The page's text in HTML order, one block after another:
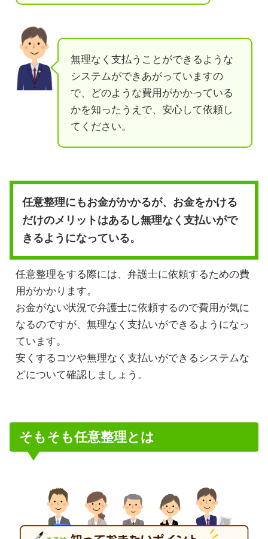
無理なく支払うことができるような
システムができあがっていますの
で、どのような費用がかかっている
かを知ったうえで、安心して依頼し
てください。
任意整理にもお金がかかるが、お金をかける
だけのメリットはあるし無理なく支払いがで
きるようになっている。
任意整理をする際には、弁護士に依頼するための費
用がかかります。
お金がない状況で弁護士に依頼するので費用が気に
なるのですが、無理なく支払いができるようになっ
ています。
安くするコツや無理なく支払いができるシステムな
どについて確認しましょう。
そもそも任意整理とは